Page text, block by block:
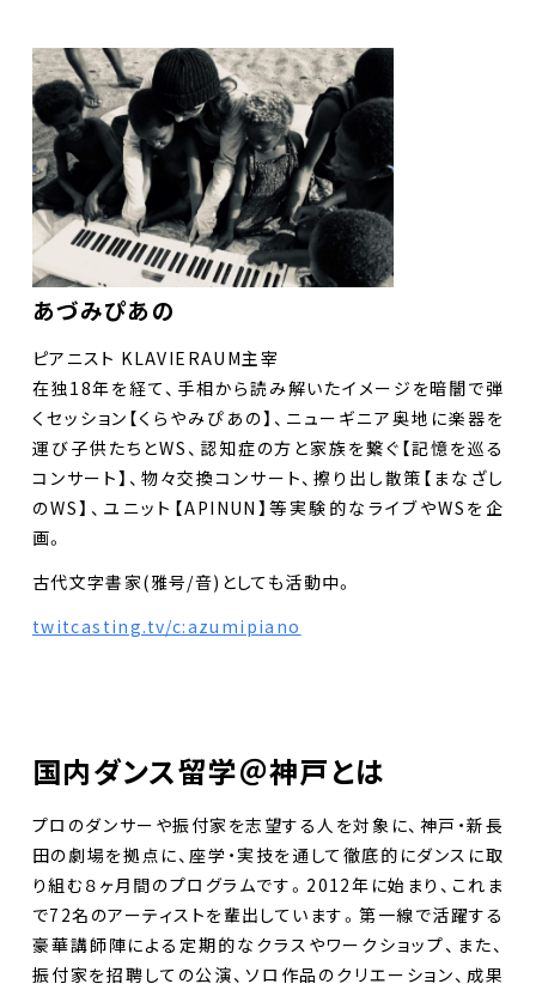
DANCE BOXとは
イベント
プロジェクト
ネットワーク
劇場レンタル
アクセス
あづみぴあの
ピアニスト KLAVIERAUM主宰
在独18年を経て、手相から読み解いたイメージを暗闇で弾
くセッション【くらやみぴあの】、ニューギニア奥地に楽器を
運び子供たちとWS、認知症の方と家族を繋ぐ【記憶を巡る
コンサート】、物々交換コンサート、擦り出し散策【まなざし
のWS】、ユニット【APINUN】等実験的なライブやWSを企
画。
古代文字書家(雅号/音)としても活動中。
twitcasting.tv/c:azumipiano
国内ダンス留学＠神戸とは
プロのダンサーや振付家を志望する人を対象に、神戸・新長
田の劇場を拠点に、座学・実技を通して徹底的にダンスに取
り組む８ヶ月間のプログラムです。2012年に始まり、これま
で72名のアーティストを輩出しています。第一線で活躍する
豪華講師陣による定期的なクラスやワークショップ、また、
振付家を招聘しての公演、ソロ作品のクリエーション、成果